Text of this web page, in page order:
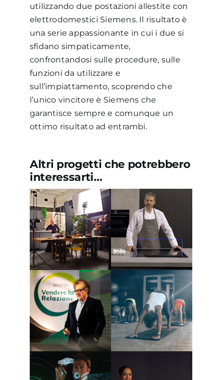
utilizzando due postazioni allestite con
elettrodomestici Siemens. Il risultato è
una serie appassionante in cui i due si
sfidano simpaticamente,
confrontandosi sulle procedure, sulle
funzioni da utilizzare e
sull’impiattamento, scoprendo che
l’unico vincitore è Siemens che
garantisce sempre e comunque un
ottimo risultato ad entrambi.
Altri progetti che potrebbero
interessarti…
NEFF –
Podcast &
Video-
podcast –
“NEFF
SOUNDS
GOOD con
Alessio
Bertallot”
SIEMENS –
Web serie –
“Berton VS
Rosolino”
SISAL –
Corporate TV
– “Vendere la
relazione”
VIRGIN
ACTIVE –
Social video –
Webspot